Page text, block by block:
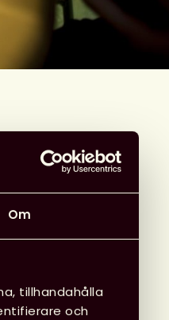
Om
tillhandahålla
och